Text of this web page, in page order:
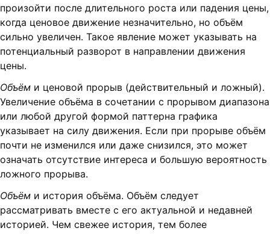
произойти после длительного роста или падения цены,
когда ценовое движение незначительно, но объём
сильно увеличен. Такое явление может указывать на
потенциальный разворот в направлении движения
цены.
Объём и ценовой прорыв (действительный и ложный).
Увеличение объёма в сочетании с прорывом диапазона
или любой другой формой паттерна графика
указывает на силу движения. Если при прорыве объём
почти не изменился или даже снизился, это может
означать отсутствие интереса и большую вероятность
ложного прорыва.
Объём и история объёма. Объём следует
рассматривать вместе с его актуальной и недавней
историей. Чем свежее история, тем более